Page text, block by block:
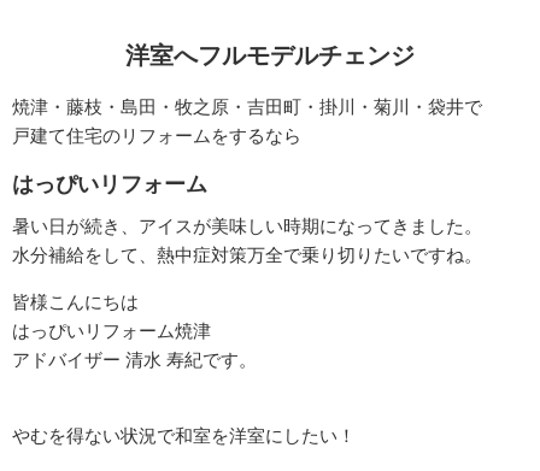
洋室へフルモデルチェンジ
焼津・藤枝・島田・牧之原・吉田町・掛川・菊川・袋井で
戸建て住宅のリフォームをするなら
はっぴいリフォーム
暑い日が続き、アイスが美味しい時期になってきました。
水分補給をして、熱中症対策万全で乗り切りたいですね。
皆様こんにちは
はっぴいリフォーム焼津
アドバイザー 清水 寿紀です。
やむを得ない状況で和室を洋室にしたい！